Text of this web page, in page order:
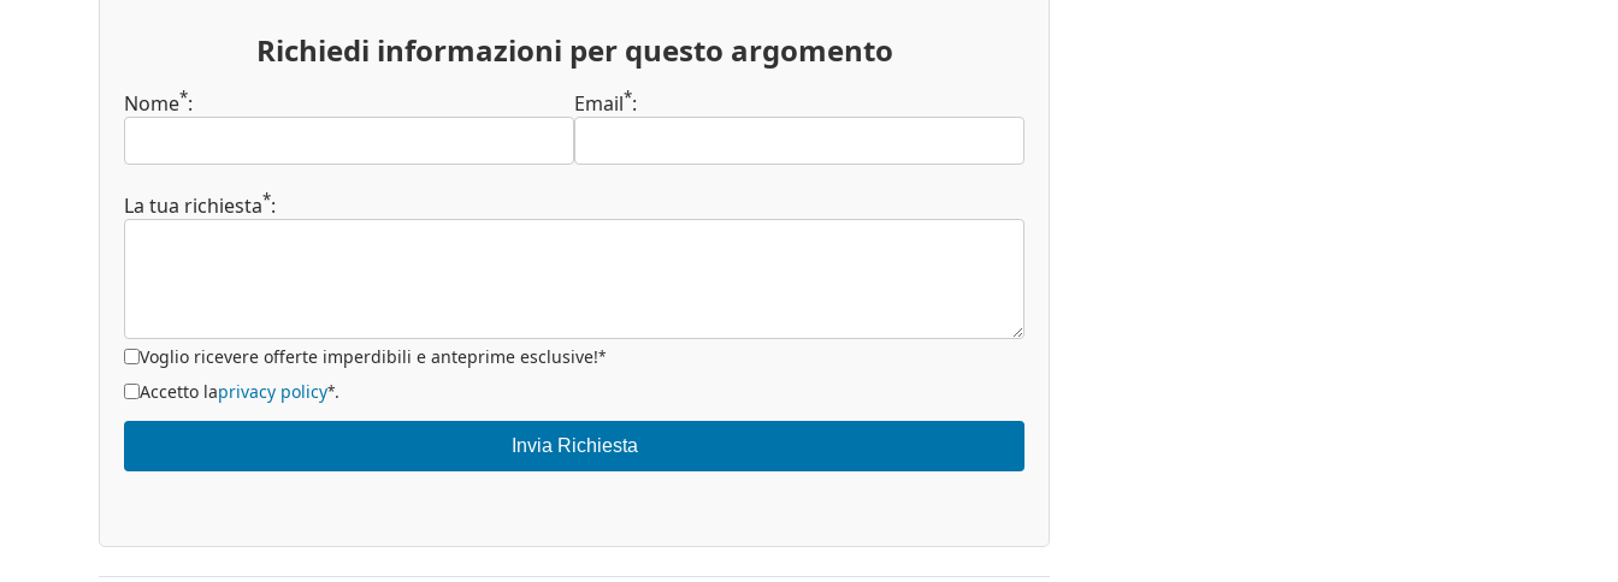
Richiedi informazioni per questo argomento
Nome*: Email*:
La tua richiesta*:
Voglio ricevere offerte imperdibili e anteprime esclusive!*
Accetto laprivacy policy*.
Invia Richiesta